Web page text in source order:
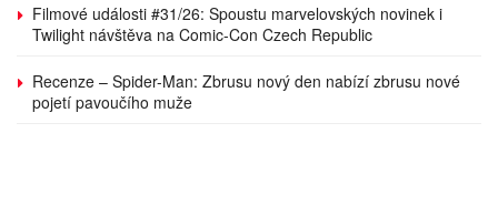
Filmové události #31/26: Spoustu marvelovských novinek i
Twilight návštěva na Comic-Con Czech Republic
Recenze – Spider-Man: Zbrusu nový den nabízí zbrusu nové
pojetí pavoučího muže